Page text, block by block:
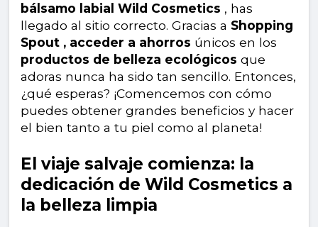
bálsamo labial Wild Cosmetics , has
llegado al sitio correcto. Gracias a Shopping
Spout , acceder a ahorros únicos en los
productos de belleza ecológicos que
adoras nunca ha sido tan sencillo. Entonces,
¿qué esperas? ¡Comencemos con cómo
puedes obtener grandes beneficios y hacer
el bien tanto a tu piel como al planeta!
El viaje salvaje comienza: la
dedicación de Wild Cosmetics a
la belleza limpia